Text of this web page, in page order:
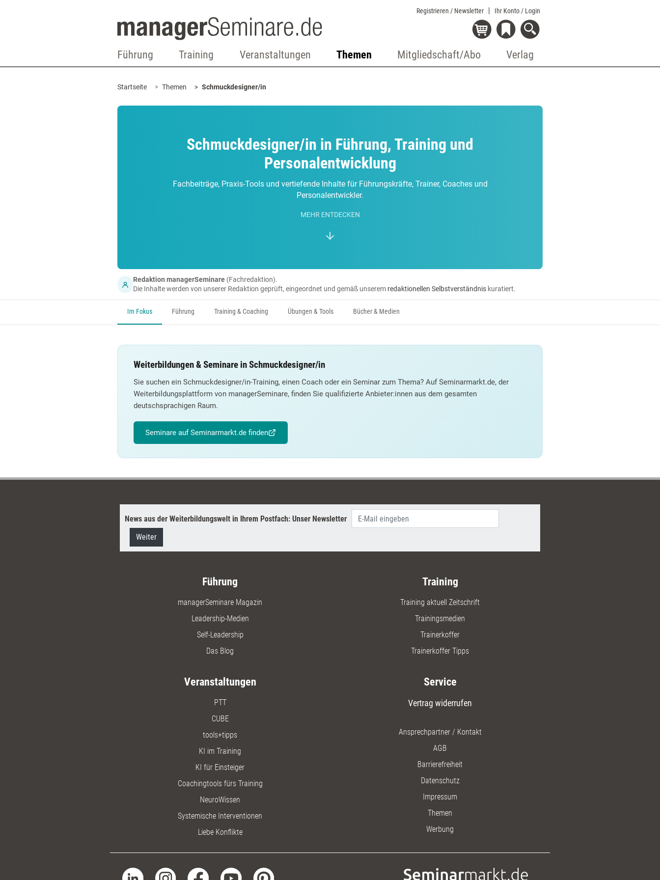
Registrieren / Newsletter Ihr Konto / Login
Führung Training Veranstaltungen Themen Mitgliedschaft/Abo Verlag
Startseite Themen Schmuckdesigner/in
Schmuckdesigner/in in Führung, Training und
Personalentwicklung
Fachbeiträge, Praxis-Tools und vertiefende Inhalte für Führungskräfte, Trainer, Coaches und
Personalentwickler.
MEHR ENTDECKEN
Redaktion managerSeminare (Fachredaktion).
Die Inhalte werden von unserer Redaktion geprüft, eingeordnet und gemäß unserem redaktionellen Selbstverständnis kuratiert.
Im Fokus Führung Training & Coaching Übungen & Tools Bücher & Medien
Weiterbildungen & Seminare in Schmuckdesigner/in
Sie suchen ein Schmuckdesigner/in-Training, einen Coach oder ein Seminar zum Thema? Auf Seminarmarkt.de, der
Weiterbildungsplattform von managerSeminare, finden Sie qualifizierte Anbieter:innen aus dem gesamten
deutschsprachigen Raum.
Seminare auf Seminarmarkt.de finden
News aus der Weiterbildungswelt in Ihrem Postfach: Unser Newsletter
Weiter
Führung
managerSeminare Magazin
Leadership-Medien
Self-Leadership
Das Blog
Training
Training aktuell Zeitschrift
Trainingsmedien
Trainerkoffer
Trainerkoffer Tipps
Veranstaltungen
PTT
CUBE
tools+tipps
KI im Training
KI für Einsteiger
Coachingtools fürs Training
NeuroWissen
Systemische Interventionen
Liebe Konflikte
Service
Vertrag widerrufen
Ansprechpartner / Kontakt
AGB
Barrierefreiheit
Datenschutz
Impressum
Themen
Werbung